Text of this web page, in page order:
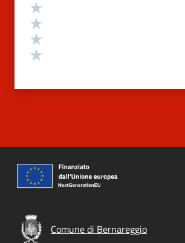
Comune di Bernareggio